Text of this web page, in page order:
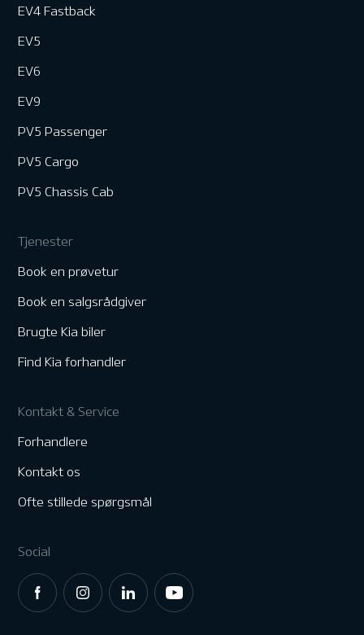
EV4 Fastback
EV5
EV6
EV9
PV5 Passenger
PV5 Cargo
PV5 Chassis Cab
Tjenester
Book en prøvetur
Book en salgsrådgiver
Brugte Kia biler
Find Kia forhandler
Kontakt & Service
Forhandlere
Kontakt os
Ofte stillede spørgsmål
Social